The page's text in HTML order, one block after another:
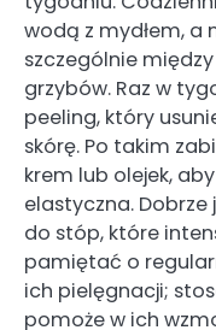
wodą z mydłem, a
szczególnie
grzybów. Raz w
peeling, który
skórę. Po takim
krem lub olejek,
elastyczna.
do stóp, które
pamiętać o
ich pielęgnacji;
pomoże w ich